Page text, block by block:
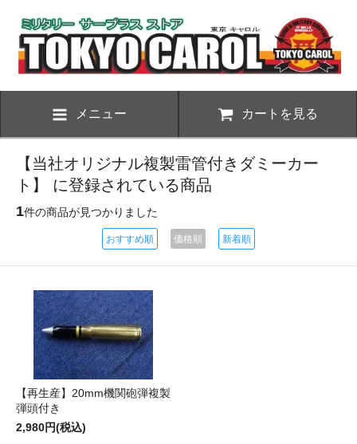
メニュー カートを見る
【当社オリジナル複製雷管付きダミーカー
ト】 に登録されている商品
1件の商品が見つかりました
おすすめ順 価格順 新着順
【再生産】20mm機関砲弾複製
弾頭付き
2,980円(税込)